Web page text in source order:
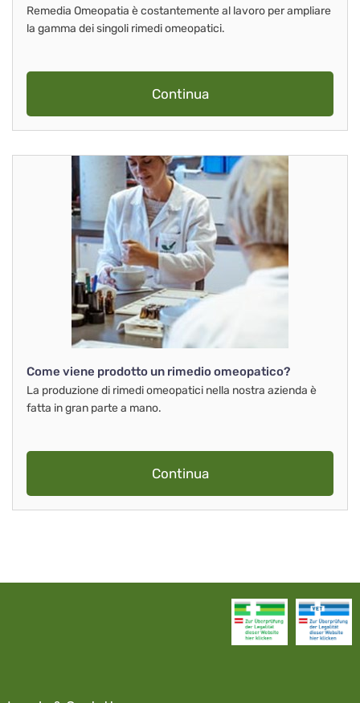
Remedia Omeopatia è costantemente al lavoro per ampliare
la gamma dei singoli rimedi omeopatici.
Continua
Come viene prodotto un rimedio omeopatico?
La produzione di rimedi omeopatici nella nostra azienda è
fatta in gran parte a mano.
Continua